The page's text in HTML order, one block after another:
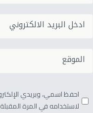
احفظ اسمي، وبريدي
لاستخدامه في المرة